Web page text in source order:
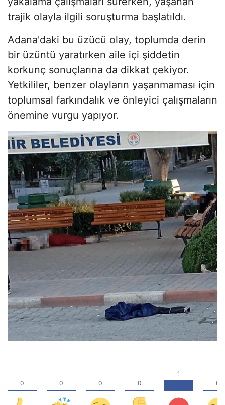
trajik olayla ilgili soruşturma başlatıldı.
Adana'daki bu üzücü olay, toplumda derin
bir üzüntü yaratırken aile içi şiddetin
korkunç sonuçlarına da dikkat çekiyor.
Yetkililer, benzer olayların yaşanmaması için
toplumsal farkındalık ve önleyici çalışmaların
önemine vurgu yapıyor.